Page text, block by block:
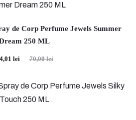
fost:
de Corp Perfume Jewels Summer
250 ML
70,00lei
Prețul
a
fost:
lei